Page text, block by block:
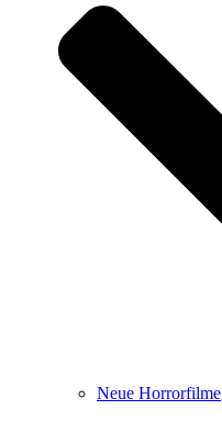
Neue Horrorfilme